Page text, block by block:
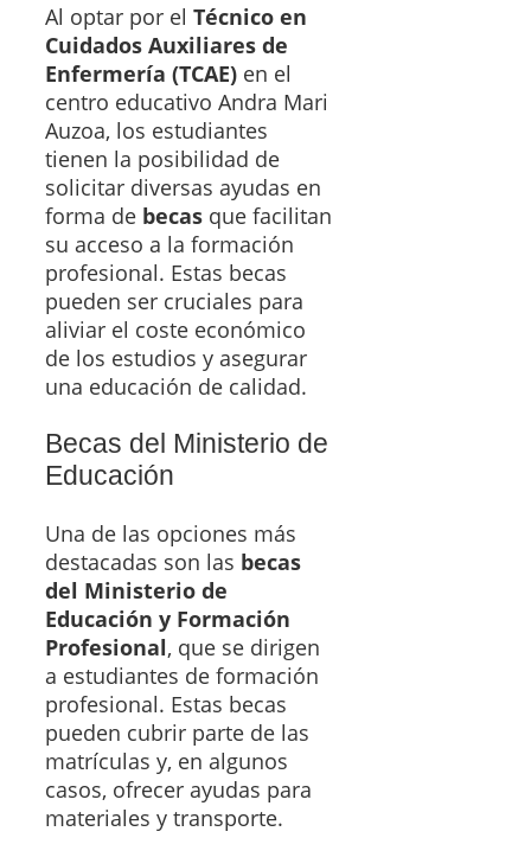
Al optar por el Técnico en
Cuidados Auxiliares de
Enfermería (TCAE) en el
centro educativo Andra Mari
Auzoa, los estudiantes
tienen la posibilidad de
solicitar diversas ayudas en
forma de becas que facilitan
su acceso a la formación
profesional. Estas becas
pueden ser cruciales para
aliviar el coste económico
de los estudios y asegurar
una educación de calidad.
Becas del Ministerio de
Educación
Una de las opciones más
destacadas son las becas
del Ministerio de
Educación y Formación
Profesional, que se dirigen
a estudiantes de formación
profesional. Estas becas
pueden cubrir parte de las
matrículas y, en algunos
casos, ofrecer ayudas para
materiales y transporte.